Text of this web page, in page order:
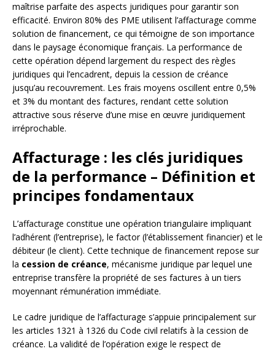
maîtrise parfaite des aspects juridiques pour garantir son
efficacité. Environ 80% des PME utilisent l’affacturage comme
solution de financement, ce qui témoigne de son importance
dans le paysage économique français. La performance de
cette opération dépend largement du respect des règles
juridiques qui l’encadrent, depuis la cession de créance
jusqu’au recouvrement. Les frais moyens oscillent entre 0,5%
et 3% du montant des factures, rendant cette solution
attractive sous réserve d’une mise en œuvre juridiquement
irréprochable.
Affacturage : les clés juridiques
de la performance – Définition et
principes fondamentaux
L’affacturage constitue une opération triangulaire impliquant
l’adhérent (l’entreprise), le factor (l’établissement financier) et le
débiteur (le client). Cette technique de financement repose sur
la cession de créance, mécanisme juridique par lequel une
entreprise transfère la propriété de ses factures à un tiers
moyennant rémunération immédiate.
Le cadre juridique de l’affacturage s’appuie principalement sur
les articles 1321 à 1326 du Code civil relatifs à la cession de
créance. La validité de l’opération exige le respect de